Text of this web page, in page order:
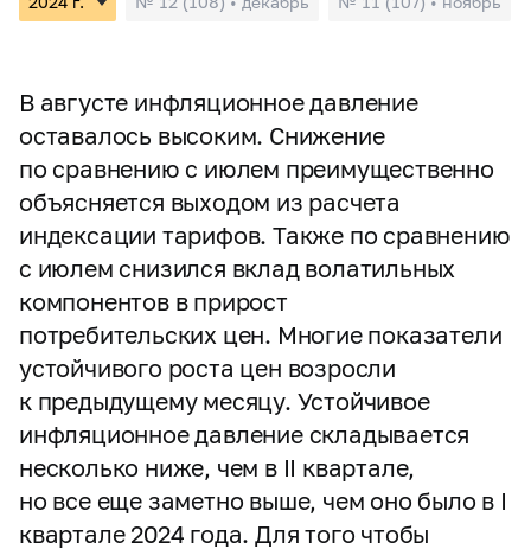
В августе инфляционное давление
оставалось высоким. Снижение
по сравнению с июлем преимущественно
объясняется выходом из расчета
индексации тарифов. Также по сравнению
с июлем снизился вклад волатильных
компонентов в прирост
потребительских цен. Многие показатели
устойчивого роста цен возросли
к предыдущему месяцу. Устойчивое
инфляционное давление складывается
несколько ниже, чем в II квартале,
но все еще заметно выше, чем оно было в I
квартале 2024 года. Для того чтобы